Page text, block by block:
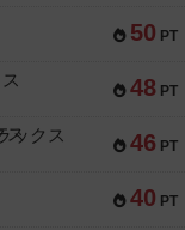
50 PT
48 PT
46 PT
ックス
40 PT